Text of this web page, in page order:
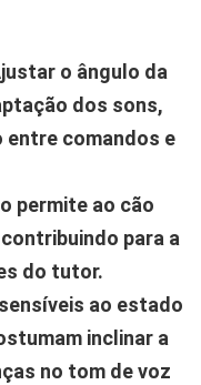
o ângulo da
dos sons,
comandos e
permite ao cão
para a
do tutor.
ao estado
inclinar a
no tom de voz